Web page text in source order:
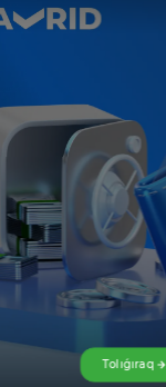
Tolıǵıraq